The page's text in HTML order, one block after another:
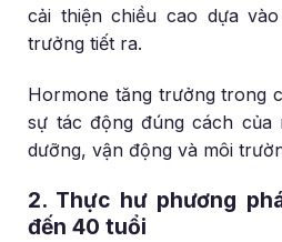
cải thiện chiều cao dựa
trưởng tiết ra.
Hormone tăng trưởng trong
sự tác động đúng cách của
dưỡng, vận động và môi
2. Thực hư phương
đến 40 tuổi